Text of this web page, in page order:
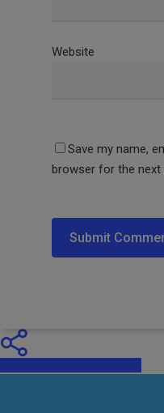
Website
Save my name,
browser for the next